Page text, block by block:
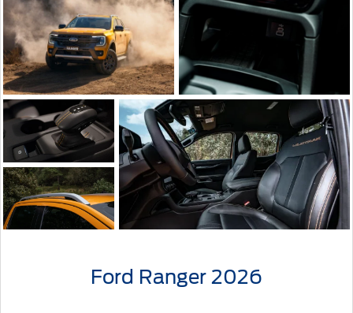
La Pickup pensada
para ti
Cargador inálambrico
Conducción
con estilo
Ford Ranger 2026